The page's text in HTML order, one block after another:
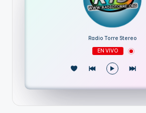
Radio Torre Stereo
EN VIVO